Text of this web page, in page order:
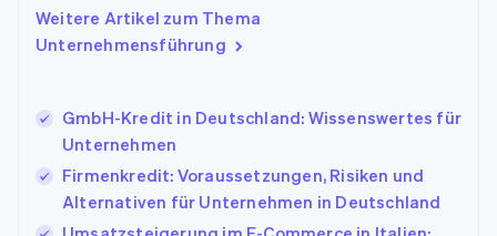
Weitere Artikel zum Thema
Unternehmensführung
GmbH-Kredit in Deutschland: Wissenswertes für
Unternehmen
Firmenkredit: Voraussetzungen, Risiken und
Alternativen für Unternehmen in Deutschland
English
Italien
日本語 English
English Français
Kroatien
EnglishItaliano